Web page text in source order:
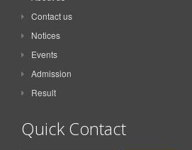
Contact us
Notices
Events
Admission
Result
Quick Contact